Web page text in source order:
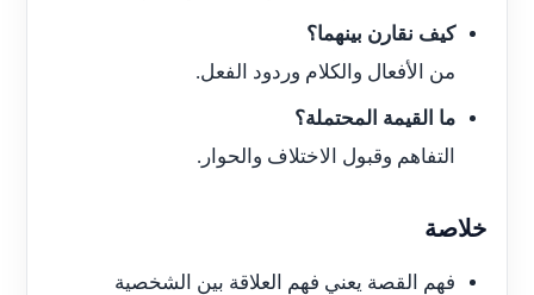
كيف نقارن بينهما؟
من الأفعال والكلام وردود الفعل.
ما القيمة المحتملة؟
التفاهم وقبول الاختلاف والحوار.
خلاصة
فهم القصة يعني فهم العلاقة بين الشخصية